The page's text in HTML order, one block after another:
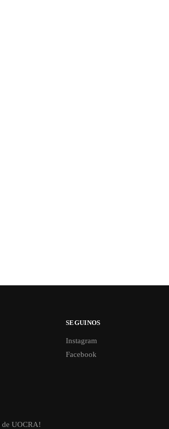
de UOCRA!
SEGUINOS
Instagram
Facebook